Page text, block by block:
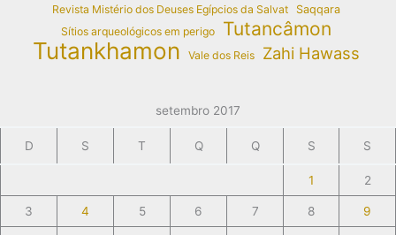
Revista Mistério dos Deuses Egípcios da Salvat
Saqqara
Sítios arqueológicos em perigo
Tutancâmon
Tutankhamon Vale dos Reis Zahi Hawass
setembro 2017
D S T Q Q S S
1 2
3 4 5 6 7 8 9